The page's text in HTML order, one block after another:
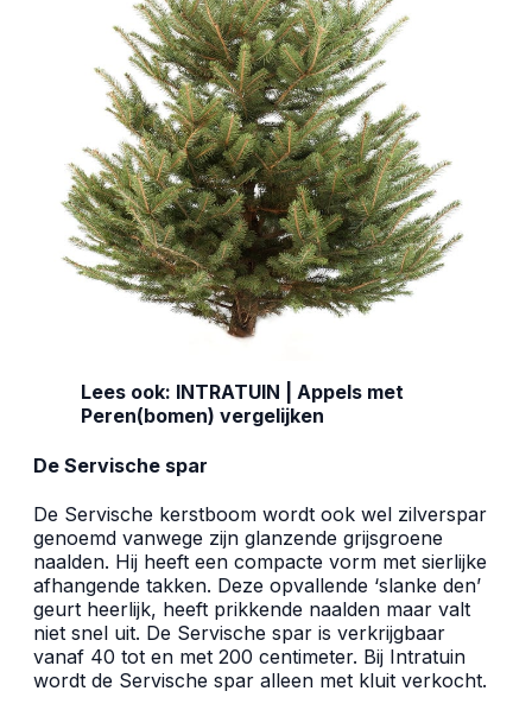
Lees ook: INTRATUIN | Appels met
Peren(bomen) vergelijken
De Servische spar
De Servische kerstboom wordt ook wel zilverspar
genoemd vanwege zijn glanzende grijsgroene
naalden. Hij heeft een compacte vorm met sierlijke
afhangende takken. Deze opvallende ‘slanke den’
geurt heerlijk, heeft prikkende naalden maar valt
niet snel uit. De Servische spar is verkrijgbaar
vanaf 40 tot en met 200 centimeter. Bij Intratuin
wordt de Servische spar alleen met kluit verkocht.